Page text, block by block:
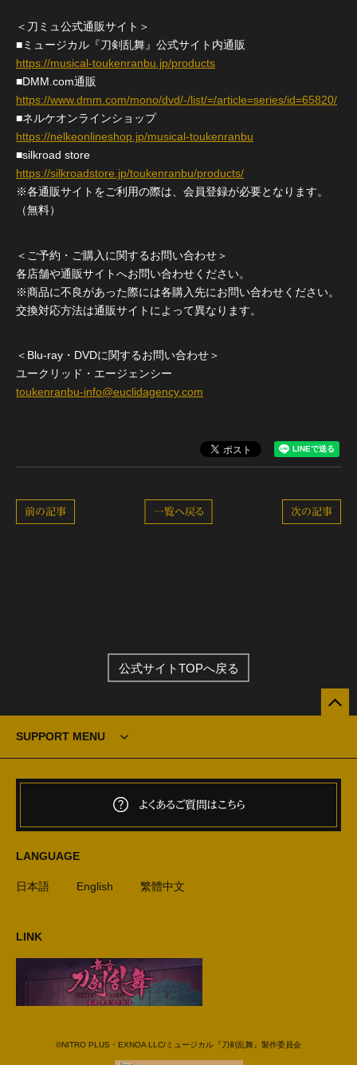
＜刀ミュ公式通販サイト＞
■ミュージカル『刀剣乱舞』公式サイト内通販
https://musical-toukenranbu.jp/products
■DMM.com通販
https://www.dmm.com/mono/dvd/-/list/=/article=series/id=65820/
■ネルケオンラインショップ
https://nelkeonlineshop.jp/musical-toukenranbu
■silkroad store
https://silkroadstore.jp/toukenranbu/products/
※各通販サイトをご利用の際は、会員登録が必要となります。
（無料）
＜ご予約・ご購入に関するお問い合わせ＞
各店舗や通販サイトへお問い合わせください。
※商品に不良があった際には各購入先にお問い合わせください。
交換対応方法は通販サイトによって異なります。
＜Blu-ray・DVDに関するお問い合わせ＞
ユークリッド・エージェンシー
toukenranbu-info@euclidagency.com
次の記事
一覧へ戻る
前の記事
公式サイトTOPへ戻る
SUPPORT MENU
よくあるご質問はこちら
LANGUAGE
日本語 English 繁體中文
LINK
©NITRO PLUS・EXNOA LLC/ミュージカル『刀剣乱舞』製作委員会